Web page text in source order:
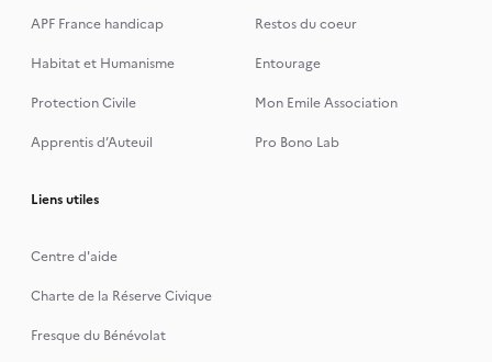
APF France handicap
Restos du coeur
Habitat et Humanisme
Entourage
Protection Civile
Mon Emile Association
Apprentis d’Auteuil
Pro Bono Lab
Liens utiles
Centre d'aide
Charte de la Réserve Civique
Fresque du Bénévolat